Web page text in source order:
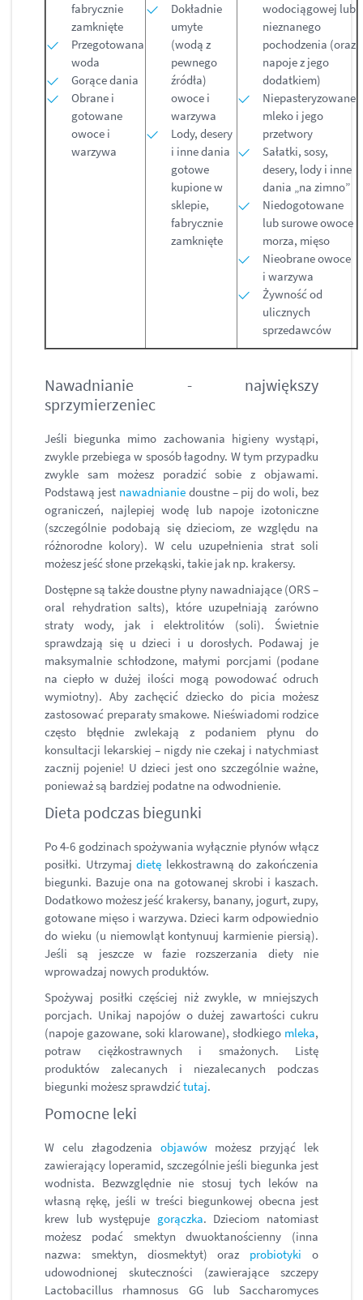
fabrycznie
zamknięte
Przegotowana
woda
Gorące dania
Obrane i
gotowane
owoce i
warzywa
Dokładnie
umyte
(wodą z
pewnego
źródła)
owoce i
warzywa
Lody, desery
i inne dania
gotowe
kupione w
sklepie,
fabrycznie
zamknięte
wodociągowej lub
nieznanego
pochodzenia (oraz
napoje z jego
dodatkiem)
Niepasteryzowane
mleko i jego
przetwory
Sałatki, sosy,
desery, lody i inne
dania „na zimno”
Niedogotowane
lub surowe owoce
morza, mięso
Nieobrane owoce
i warzywa
Żywność od
ulicznych
sprzedawców
Nawadnianie - największy
sprzymierzeniec
Jeśli biegunka mimo zachowania higieny wystąpi,
zwykle przebiega w sposób łagodny. W tym przypadku
zwykle sam możesz poradzić sobie z objawami.
Podstawą jest nawadnianiedoustne – pij do woli, bez
ograniczeń, najlepiej wodę lub napoje izotoniczne
(szczególnie podobają się dzieciom, ze względu na
różnorodne kolory). W celu uzupełnienia strat soli
możesz jeść słone przekąski, takie jak np. krakersy.
Dostępne są także doustne płyny nawadniające (ORS –
oral rehydration salts), które uzupełniają zarówno
straty wody, jak i elektrolitów (soli). Świetnie
sprawdzają się u dzieci i u dorosłych. Podawaj je
maksymalnie schłodzone, małymi porcjami (podane
na ciepło w dużej ilości mogą powodować odruch
wymiotny). Aby zachęcić dziecko do picia możesz
zastosować preparaty smakowe. Nieświadomi rodzice
często błędnie zwlekają z podaniem płynu do
konsultacji lekarskiej – nigdy nie czekaj i natychmiast
zacznij pojenie! U dzieci jest ono szczególnie ważne,
ponieważ są bardziej podatne na odwodnienie.
Dieta podczas biegunki
Po 4-6 godzinach spożywania wyłącznie płynów włącz
posiłki. Utrzymajdietę lekkostrawną do zakończenia
biegunki. Bazuje ona na gotowanej skrobi i kaszach.
Dodatkowo możesz jeść krakersy, banany, jogurt, zupy,
gotowane mięso i warzywa. Dzieci karm odpowiednio
do wieku (u niemowląt kontynuuj karmienie piersią).
Jeśli są jeszcze w fazie rozszerzania diety nie
wprowadzaj nowych produktów.
Spożywaj posiłki częściej niż zwykle, w mniejszych
porcjach. Unikaj napojów o dużej zawartości cukru
(napoje gazowane, soki klarowane), słodkiego mleka,
potraw ciężkostrawnych i smażonych. Listę
produktów zalecanych i niezalecanych podczas
biegunki możesz sprawdzić tutaj.
Pomocne leki
W celu złagodzenia objawówmożesz przyjąć lek
zawierający loperamid, szczególnie jeśli biegunka jest
wodnista. Bezwzględnie nie stosuj tych leków na
własną rękę, jeśli w treści biegunkowej obecna jest
krew lub występuje gorączka. Dzieciom natomiast
możesz podać smektyn dwuoktanościenny (inna
nazwa: smektyn, diosmektyt) oraz probiotyki o
udowodnionej skuteczności (zawierające szczepy
Lactobacillus rhamnosus GG lub Saccharomyces